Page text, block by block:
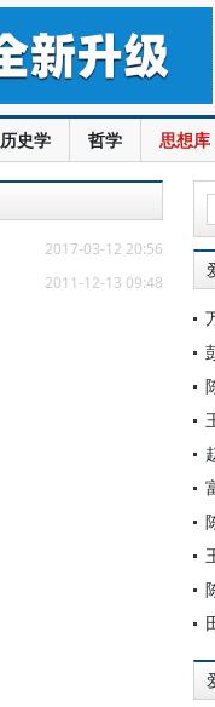
历史学 哲学 思想库
2017-03-12 20:56
2011-12-13 09:48